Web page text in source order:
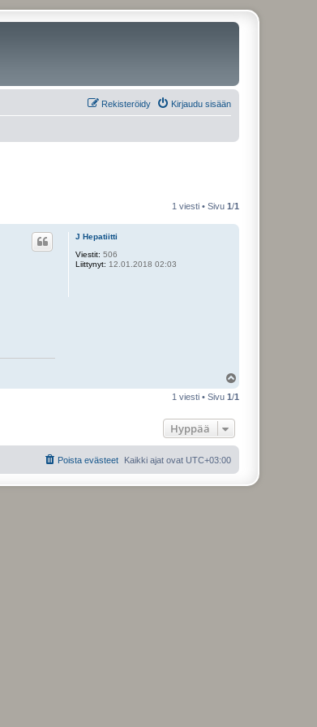
Kirjaudu sisään
Rekisteröidy
1 viesti • Sivu 1/1
J Hepatiitti
Viestit: 506
Liittynyt: 12.01.2018 02:03
ö
1 viesti • Sivu 1/1
Hyppää
Kaikki ajat ovat UTC+03:00
Poista evästeet